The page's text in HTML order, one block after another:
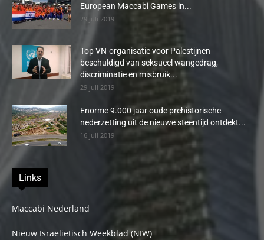
European Maccabi Games in...
29 juli 2019
Top VN-organisatie voor Palestijnen
beschuldigd van seksueel wangedrag,
discriminatie en misbruik...
29 juli 2019
Enorme 9.000 jaar oude prehistorische
nederzetting uit de nieuwe steentijd ontdekt...
16 juli 2019
Links
Maccabi Nederland
Nieuw Israelietisch Weekblad (NIW)